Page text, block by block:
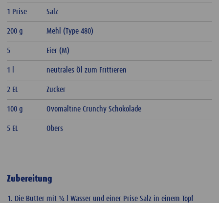
1 Prise Salz
200 g Mehl (Type 480)
5 Eier (M)
1 l neutrales Öl zum Frittieren
2 EL Zucker
100 g Ovomaltine Crunchy Schokolade
5 EL Obers
Zubereitung
Die Butter mit ¼ l Wasser und einer Prise Salz in einem Topf